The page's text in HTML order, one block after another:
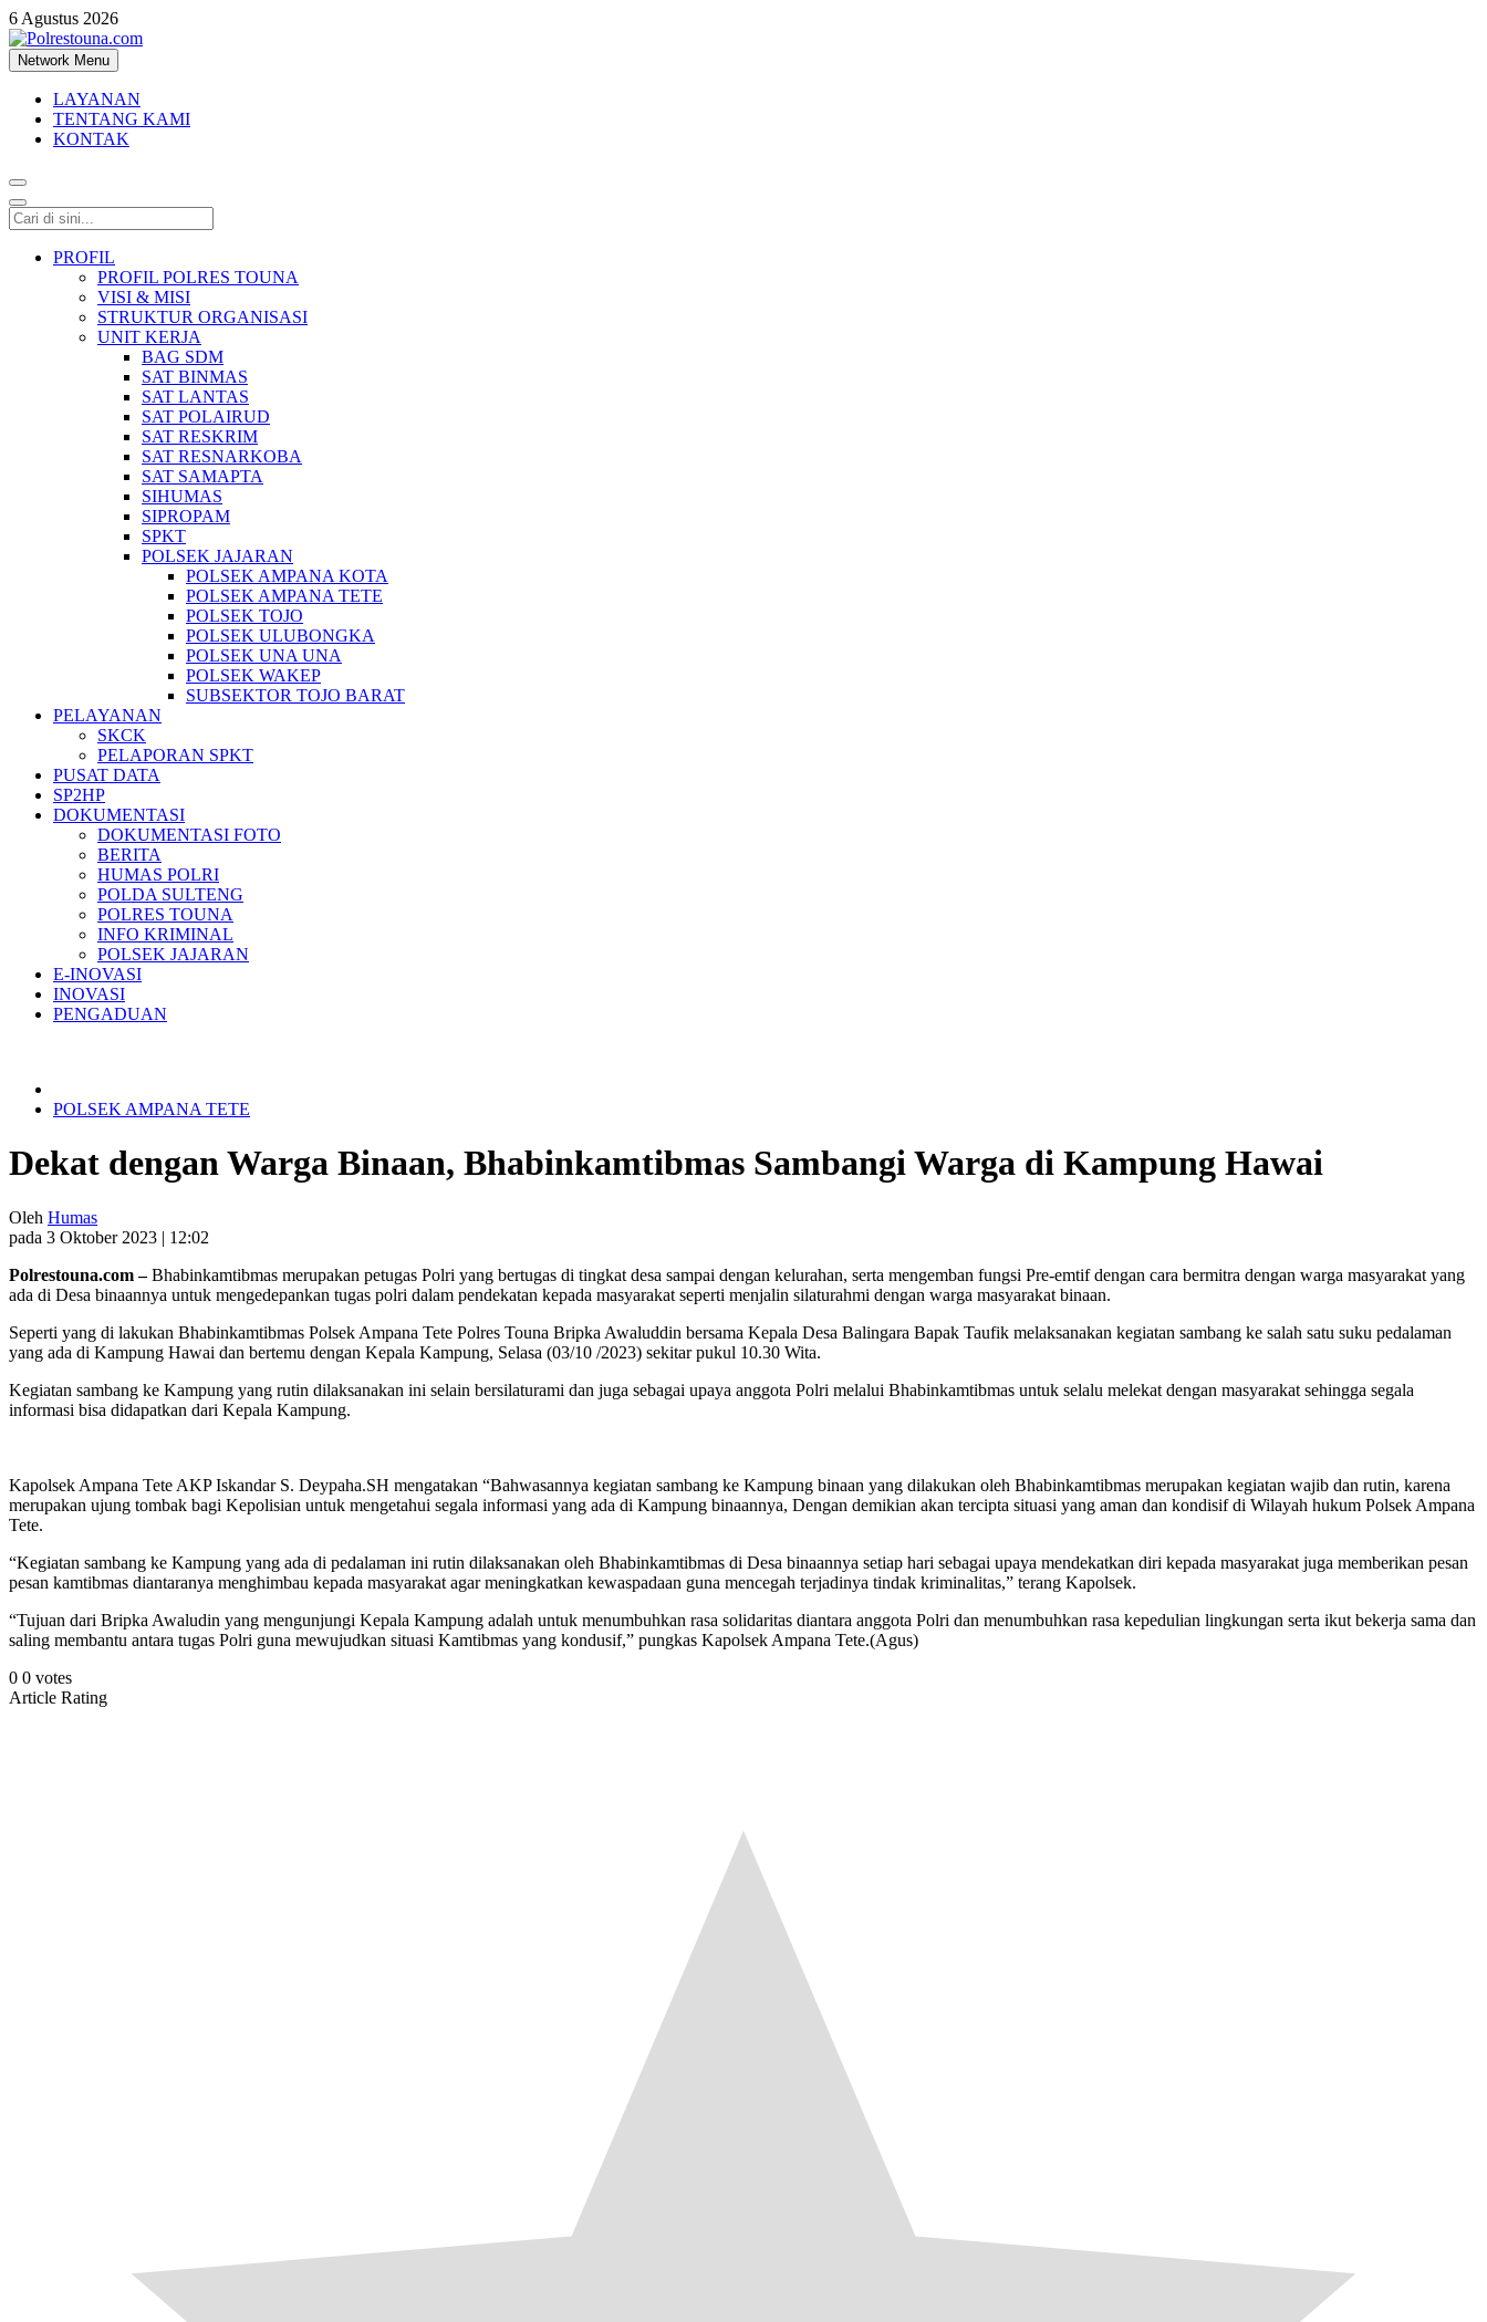
6 Agustus 2026
Polrestouna.com
Informasi Layanan Publik
Network Menu
LAYANAN
TENTANG KAMI
KONTAK
PROFIL
PROFIL POLRES TOUNA
VISI & MISI
STRUKTUR ORGANISASI
UNIT KERJA
BAG SDM
SAT BINMAS
SAT LANTAS
SAT POLAIRUD
SAT RESKRIM
SAT RESNARKOBA
SAT SAMAPTA
SIHUMAS
SIPROPAM
SPKT
POLSEK JAJARAN
POLSEK AMPANA KOTA
POLSEK AMPANA TETE
POLSEK TOJO
POLSEK ULUBONGKA
POLSEK UNA UNA
POLSEK WAKEP
SUBSEKTOR TOJO BARAT
PELAYANAN
SKCK
PELAPORAN SPKT
PUSAT DATA
SP2HP
DOKUMENTASI
DOKUMENTASI FOTO
BERITA
HUMAS POLRI
POLDA SULTENG
POLRES TOUNA
INFO KRIMINAL
POLSEK JAJARAN
E-INOVASI
INOVASI
PENGADUAN
POLSEK AMPANA TETE
Dekat dengan Warga Binaan, Bhabinkamtibmas Sambangi Warga di Kampung Hawai
Oleh Humas
pada 3 Oktober 2023 | 12:02
Polrestouna.com –Bhabinkamtibmas merupakan petugas Polri yang bertugas di tingkat desa sampai dengan kelurahan, serta mengemban fungsi Pre-emtif dengan cara bermitra dengan warga masyarakat yang
ada di Desa binaannya untuk mengedepankan tugas polri dalam pendekatan kepada masyarakat seperti menjalin silaturahmi dengan warga masyarakat binaan.
Seperti yang di lakukan Bhabinkamtibmas Polsek Ampana Tete Polres Touna Bripka Awaluddin bersama Kepala Desa Balingara Bapak Taufik melaksanakan kegiatan sambang ke salah satu suku pedalaman
yang ada di Kampung Hawai dan bertemu dengan Kepala Kampung, Selasa (03/10 /2023) sekitar pukul 10.30 Wita.
Kegiatan sambang ke Kampung yang rutin dilaksanakan ini selain bersilaturami dan juga sebagai upaya anggota Polri melalui Bhabinkamtibmas untuk selalu melekat dengan masyarakat sehingga segala
informasi bisa didapatkan dari Kepala Kampung.
Kapolsek Ampana Tete AKP Iskandar S. Deypaha.SH mengatakan “Bahwasannya kegiatan sambang ke Kampung binaan yang dilakukan oleh Bhabinkamtibmas merupakan kegiatan wajib dan rutin, karena
merupakan ujung tombak bagi Kepolisian untuk mengetahui segala informasi yang ada di Kampung binaannya, Dengan demikian akan tercipta situasi yang aman dan kondisif di Wilayah hukum Polsek Ampana
Tete.
“Kegiatan sambang ke Kampung yang ada di pedalaman ini rutin dilaksanakan oleh Bhabinkamtibmas di Desa binaannya setiap hari sebagai upaya mendekatkan diri kepada masyarakat juga memberikan pesan
pesan kamtibmas diantaranya menghimbau kepada masyarakat agar meningkatkan kewaspadaan guna mencegah terjadinya tindak kriminalitas,” terang Kapolsek.
“Tujuan dari Bripka Awaludin yang mengunjungi Kepala Kampung adalah untuk menumbuhkan rasa solidaritas diantara anggota Polri dan menumbuhkan rasa kepedulian lingkungan serta ikut bekerja sama dan
saling membantu antara tugas Polri guna mewujudkan situasi Kamtibmas yang kondusif,” pungkas Kapolsek Ampana Tete.(Agus)
0 0 votes
Article Rating